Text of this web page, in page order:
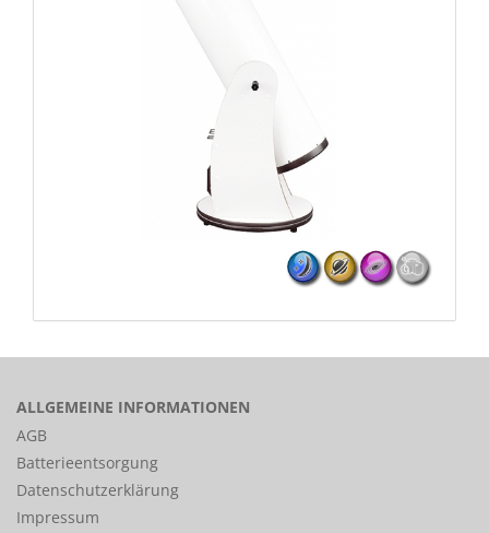
ALLGEMEINE INFORMATIONEN
AGB
Batterieentsorgung
Datenschutzerklärung
Impressum